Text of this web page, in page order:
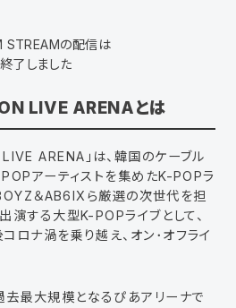
STREAMの配信は
終了しました
LIVE ARENAとは
ARENA」は、韓国のケーブル
アーティストを集めたK-POPラ
＆AB6IXら厳選の次世代を担
演する大型K-POPライブとして、
ロナ渦を乗り越え、オン･オフライ
去最大規模となるぴあアリーナで